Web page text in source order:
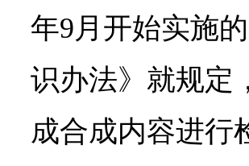
年9月开始实施
识办法》就规定
成合成内容进行